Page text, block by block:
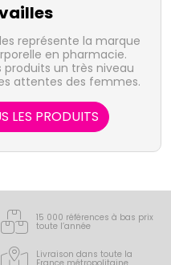
représente la marque
en pharmacie.
produits un très niveau
attentes des femmes.
LES PRODUITS
15 000 références à bas prix
toute l’année
Livraison dans toute la